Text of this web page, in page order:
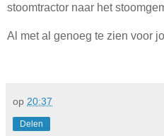
stoomtractor naar het
Al met al genoeg te zien voor
op 20:37
Delen